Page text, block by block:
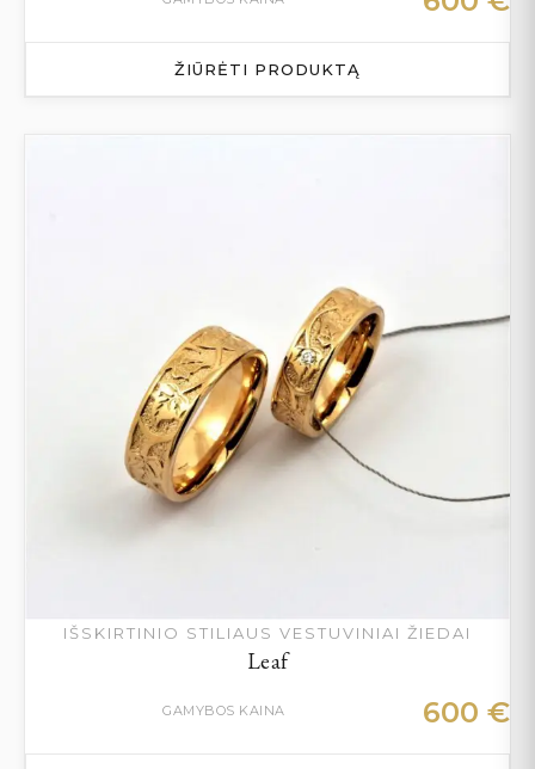
ŽIŪRĖTI PRODUKTĄ
IŠSKIRTINIO STILIAUS VESTUVINIAI ŽIEDAI
Leaf
GAMYBOS KAINA 600 €